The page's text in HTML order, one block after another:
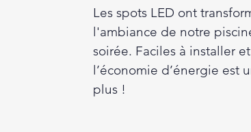
Les spots LED ont
l'ambiance de notre
soirée. Faciles à installer et
l’économie d’énergie est
plus !